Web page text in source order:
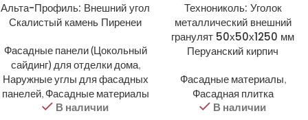
Альта-Профиль: Внешний угол
Скалистый камень Пиренеи
Фасадные панели (Цокольный
сайдинг) для отделки дома,
Наружные углы для фасадных
панелей, Фасадные материалы
В наличии
Технониколь: Уголок
металлический внешний
гранулят 50х50х1250 мм
Перуанский кирпич
Фасадные материалы,
Фасадная плитка
В наличии